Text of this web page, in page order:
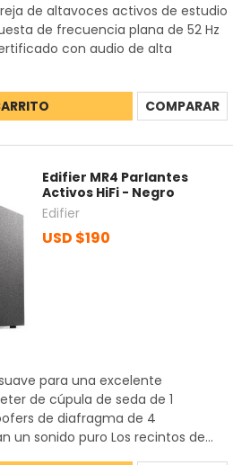
de altavoces activos de estudio
de frecuencia plana de 52 Hz
con audio de alta
COMPARAR
Edifier MR4 Parlantes
Activos HiFi - Negro
Edifier
USD $190
para una excelente
de cúpula de seda de 1
de diafragma de 4
un sonido puro Los recintos de...